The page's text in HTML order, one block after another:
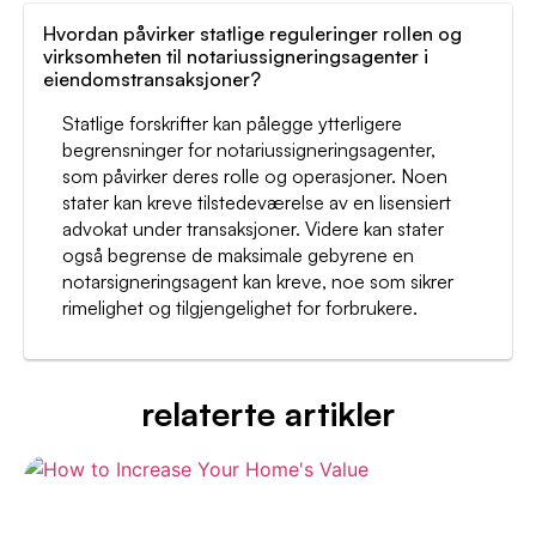
Hvordan påvirker statlige reguleringer rollen og
virksomheten til notariussigneringsagenter i
eiendomstransaksjoner?
Statlige forskrifter kan pålegge ytterligere
begrensninger for notariussigneringsagenter,
som påvirker deres rolle og operasjoner. Noen
stater kan kreve tilstedeværelse av en lisensiert
advokat under transaksjoner. Videre kan stater
også begrense de maksimale gebyrene en
notarsigneringsagent kan kreve, noe som sikrer
rimelighet og tilgjengelighet for forbrukere.
relaterte artikler